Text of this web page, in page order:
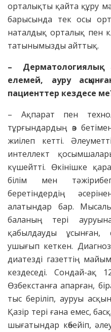
орталықты қайта құру
барысында тек осы
наталдық орталық пен
татынымызды айттық.
– Дерматологиялық
елемей, ауру
пациенттер кездесе
– Ақпарат пен
тұрғындардың өз
жиілеп кетті.
интеллект
күшейтті. Өкінішке
білім мен
беретіндердің
алатындар бар.
баланың тері
қабылдауды
ушығып кеткен.
диатезді газеттің
кездеседі. Сондай-ақ
Өзбек­станға апарған,
тыс беріліп, ауруы
Қазір тері ғана емес,
шығатындар көбейіп,